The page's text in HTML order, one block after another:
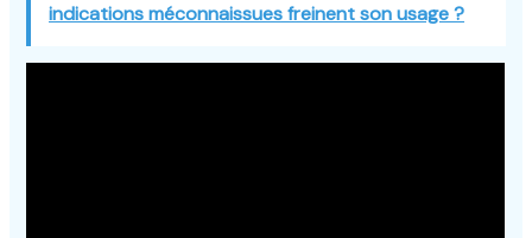
indications méconnaissues freinent son usage ?